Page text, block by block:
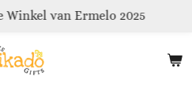
Winkel van Ermelo 2025